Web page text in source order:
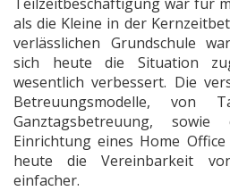
als die Kleine in der
verlässlichen Grundschule
sich heute die Situation
wesentlich verbessert. Die
Betreuungsmodelle, von
Ganztagsbetreuung,
Einrichtung eines Home
heute die Vereinbarkeit
einfacher.